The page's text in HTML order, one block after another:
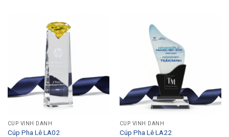
CÚP VINH DANH
Cúp Pha Lê LA02
CÚP VINH DANH
Cúp Pha Lê LA22